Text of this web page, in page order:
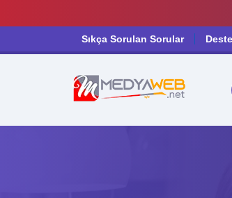
Sıkça Sorulan Sorular